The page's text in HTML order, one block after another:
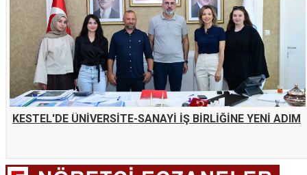
KESTEL'DE ÜNİVERSİTE-SANAYİ İŞ BİRLİĞİNE YENİ ADIM